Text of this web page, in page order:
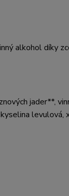
alkohol díky
jader**,
levulová,